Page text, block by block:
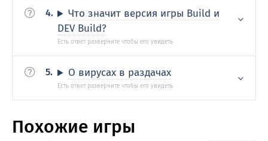
Что значит версия игры Build и
DEV Build?
О вирусах в раздачах
Похожие игры